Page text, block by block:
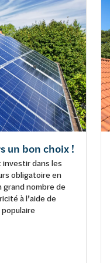
un bon choix !
dans les
obligatoire en
grand nombre de
à l’aide de